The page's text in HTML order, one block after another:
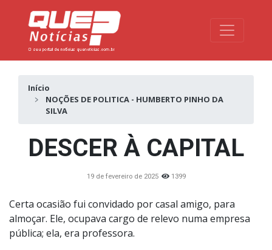
Toggle
Início
NOÇÕES DE POLITICA - HUMBERTO PINHO DA
SILVA
DESCER À CAPITAL
19 de fevereiro de 2025 1399
Certa ocasião fui convidado por casal amigo, para
almoçar. Ele, ocupava cargo de relevo numa empresa
pública; ela, era professora.